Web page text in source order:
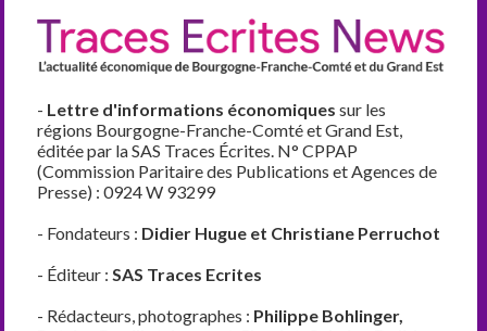
- Lettre d'informations économiques sur les
régions Bourgogne-Franche-Comté et Grand Est,
éditée par la SAS Traces Écrites. N° CPPAP
(Commission Paritaire des Publications et Agences de
Presse) : 0924 W 93299
- Fondateurs : Didier Hugue et Christiane Perruchot
- Éditeur :SAS Traces Ecrites
- Rédacteurs, photographes : Philippe Bohlinger,